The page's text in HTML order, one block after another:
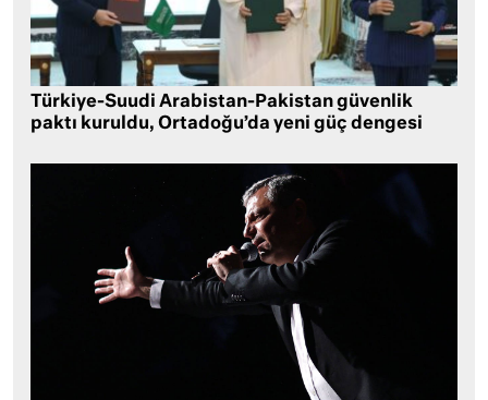
Türkiye-Suudi Arabistan-Pakistan güvenlik
paktı kuruldu, Ortadoğu’da yeni güç dengesi